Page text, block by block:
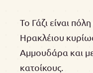
Το Γάζι είναι
Ηρακλέιου
Αμμουδάρα και
κατοίκους.